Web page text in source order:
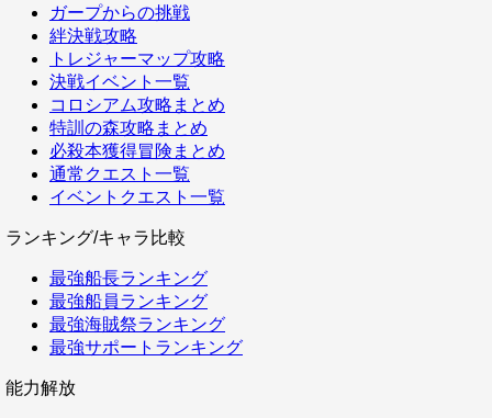
ガープからの挑戦
絆決戦攻略
トレジャーマップ攻略
決戦イベント一覧
コロシアム攻略まとめ
特訓の森攻略まとめ
必殺本獲得冒険まとめ
通常クエスト一覧
イベントクエスト一覧
ランキング/キャラ比較
最強船長ランキング
最強船員ランキング
最強海賊祭ランキング
最強サポートランキング
能力解放